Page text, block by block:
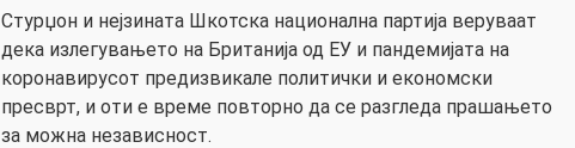
Стурџон и нејзината Шкотска национална партија веруваат
дека излегувањето на Британија од ЕУ и пандемијата на
коронавирусот предизвикале политички и економски
пресврт, и оти е време повторно да се разгледа прашањето
за можна независност.